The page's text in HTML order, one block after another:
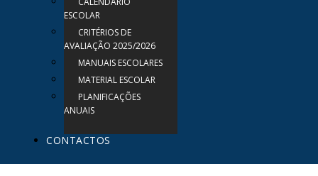
ESCOLAR
CRITÉRIOS DE
AVALIAÇÃO 2025/2026
MANUAIS ESCOLARES
MATERIAL ESCOLAR
PLANIFICAÇÕES
ANUAIS
CONTACTOS